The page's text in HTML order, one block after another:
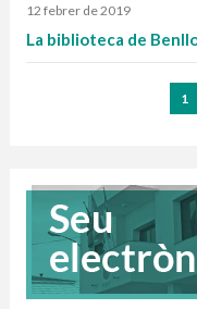
12 febrer de 2019
La biblioteca de
1